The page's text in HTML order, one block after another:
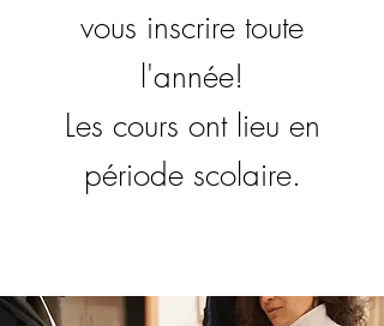
vous inscrire toute
l'année!
Les cours ont lieu en
période scolaire.